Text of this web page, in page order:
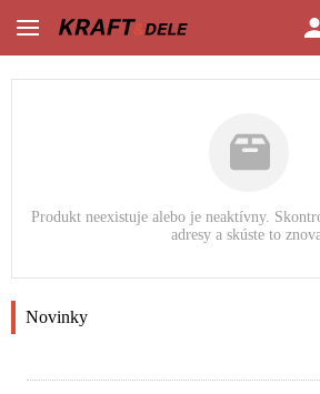
Produkt neexistuje alebo je neaktívny.
adresy a skúste to
Novinky